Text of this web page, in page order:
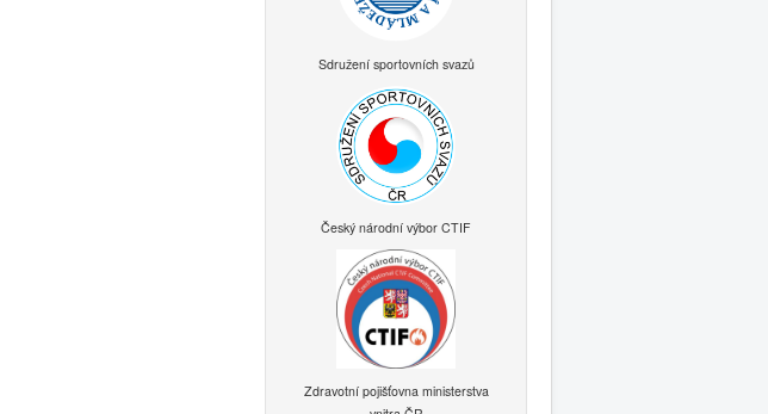
Sdružení sportovních svazů
Český národní výbor CTIF
Zdravotní pojišťovna ministerstva